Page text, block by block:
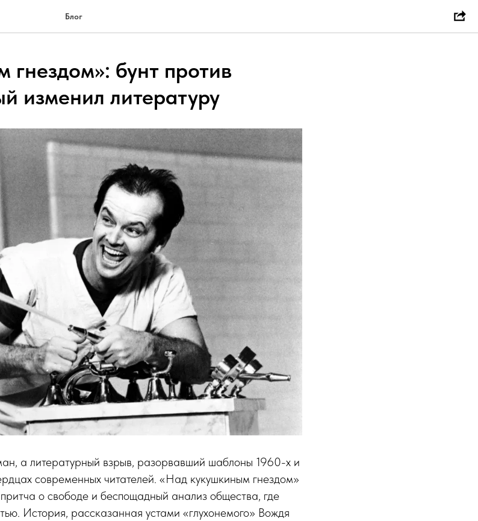
Блог
бунт против
изменил литературу
а литературный взрыв, разорвавший шаблоны 1960-х и
современных читателей. «Над кукушкиным гнездом»
о свободе и беспощадный анализ общества, где
История, рассказанная устами «глухонемого» Вождя